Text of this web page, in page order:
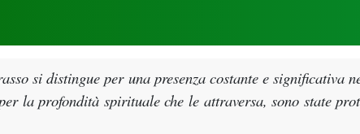
si distingue per una presenza costante e
la profondità spirituale che le attraversa, sono state